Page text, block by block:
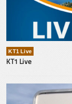
KT1 Live
KT1 Live